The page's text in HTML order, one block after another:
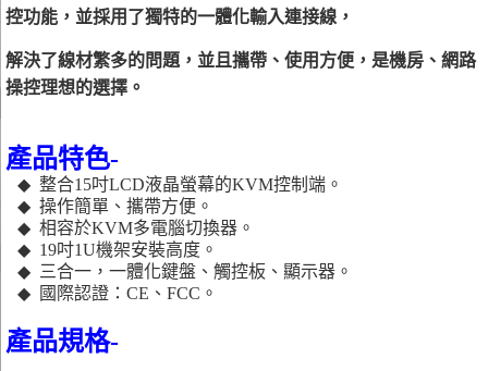
控功能，並採用了獨特的一體化輸入連接線，
解決了線材繁多的問題，並且攜帶、使用方便，是機房、網路
操控理想的選擇。
產品特色-
◆ 整合15吋LCD液晶螢幕的KVM控制端。
◆ 操作簡單、攜帶方便。
◆ 相容於KVM多電腦切換器。
◆ 19吋1U機架安裝高度。
◆ 三合一，一體化鍵盤、觸控板、顯示器。
◆
國際認證：CE 、FCC 。
產品規格-